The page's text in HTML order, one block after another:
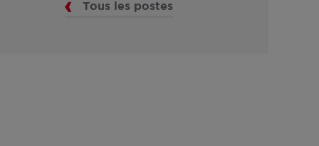
Tous les postes